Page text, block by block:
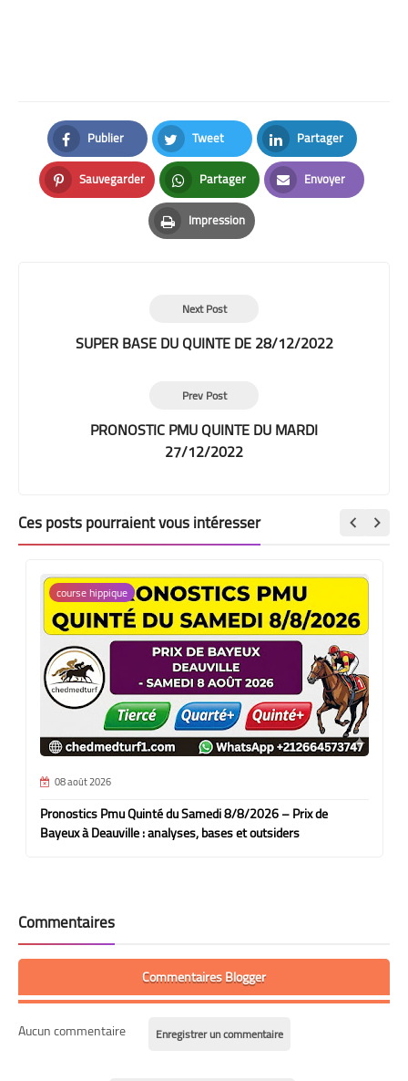
Publier
Facebook
Tweet
Twitter
Partager
LinkedIn
Sauvegarder
Pinterest
Partager
Whatsapp
Envoyer
Email
Impression
Print
Next Post
SUPER BASE DU QUINTE DE 28/12/2022
Prev Post
PRONOSTIC PMU QUINTE DU MARDI
27/12/2022
Ces posts pourraient vous intéresser
course hippique
08 août 2026
Pronostics Pmu Quinté du Samedi 8/8/2026 – Prix de
Bayeux à Deauville : analyses, bases et outsiders
Commentaires
Commentaires Blogger
Aucun commentaire Enregistrer un commentaire